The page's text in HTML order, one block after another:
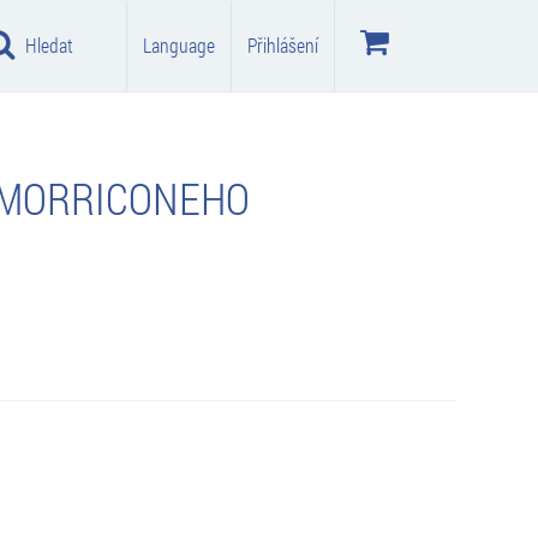
Hledat Language Přihlášení